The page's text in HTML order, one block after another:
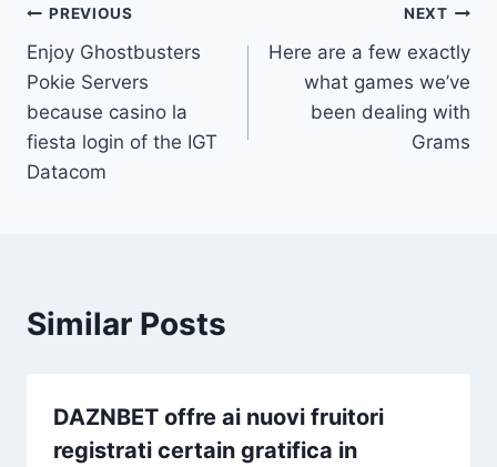
Post
navigation
PREVIOUS
Enjoy Ghostbusters
Pokie Servers
because casino la
fiesta login of the IGT
Datacom
NEXT
Here are a few exactly
what games we’ve
been dealing with
Grams
Similar Posts
DAZNBET offre ai nuovi fruitori
registrati certain gratifica in